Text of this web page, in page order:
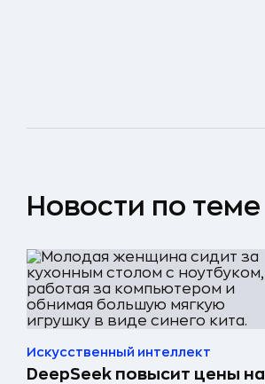
Новости по теме
Искусственный интеллект
DeepSeek повысит цены на